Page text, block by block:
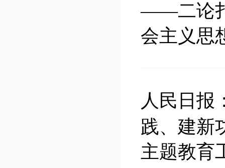
——二论
会主义思
人民日报
践、建新
主题教育